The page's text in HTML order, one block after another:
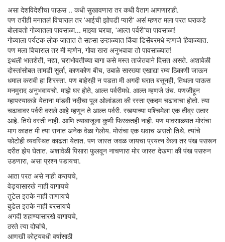
असा देशविदेशीचा पाऊस .. कधी सुखावणारा तर कधी वैताग आणणाराही.
पण तरीही मनातलं विचाराल तर 'आईची झोपडी प्यारी' असं म्हणत मला परत घराकडे
बोलावतो गोव्यातला पावसाळा... माझ्या घरचा, 'आल्त पर्वरी'चा पावसाळा!
गोव्याला पर्यटक लोक जातात ते सहसा उन्हाळ्यात किंवा डिसेंबरमधे म्हणजे हिवाळ्यात.
पण मला विचाराल तर मी म्हणेन, गोवा खरा अनुभवावा तो पावसाळ्यात!
इथली भातशेती, नद्या, घराभोवतीच्या बागा कसे मस्त ताजेतवाने दिसत असते. अशावेळी
दोस्तांसोबत तामडी सुर्ला, काणकोण बीच, उबाळे सारख्या एखाद्या रम्य ठिकाणी जाऊन
धमाल करावी हा शिरस्ता. पण बाहेरही न पडता मी अगदी घरात बसूनही, तिथला पाऊस
मनमुराद अनुभवायचो. माझे घर होते, आल्त पर्वरीमधे. आल्त म्हणजे उंच. पणजीहून
म्हापस्याकडे येताना मांडवी नदीचा पूल ओलांडला की रस्ता एकदम चढावाचा होतो. त्या
चढावावर पर्वरी वसले आहे म्हणून ते आल्त पर्वरी. रस्त्याच्या पश्चिमेला एक तीव्र उतार
आहे. तिथे वस्ती नाही. आणि त्याबाजूला कुणी फिरकतही नाही. पण पावसाळ्यात मोरांचा
माग काढत मी त्या रानात अनेक वेळा गेलोय. मोरांचा एक थवाच असतो तिथे. त्यांचे
फोटोही व्यवस्थित काढता येतात. पण जास्त जवळ जायचा प्रयत्न केला तर पंख पसरून
दरीत झेप घेतात. अशावेळी पिसारा फुलवून नाचणारा मोर जास्त देखणा की पंख पसरुन
उडणारा, असा प्रश्न पडायचा.
आता परत असे नाही करायचे,
वेड्यासारखे नाही वागायचे
तुटेल इतके नाही ताणायचे
बुडेल इतके नाही बरसायचे
अगदी शहाण्यासारखे वागायचे,
ठरते त्या दोघांचे,
आणखी कोट्यवधी वर्षांसाठी